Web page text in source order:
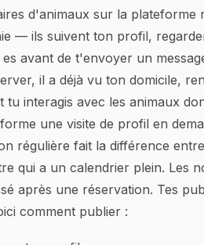
d'animaux sur la plateforme
— ils suivent ton profil,
es avant de t'envoyer un
il a déjà vu ton domicile,
tu interagis avec les animaux
une visite de profil en
régulière fait la différence
qui a un calendrier plein. Les
après une réservation. Tes
comment publier :